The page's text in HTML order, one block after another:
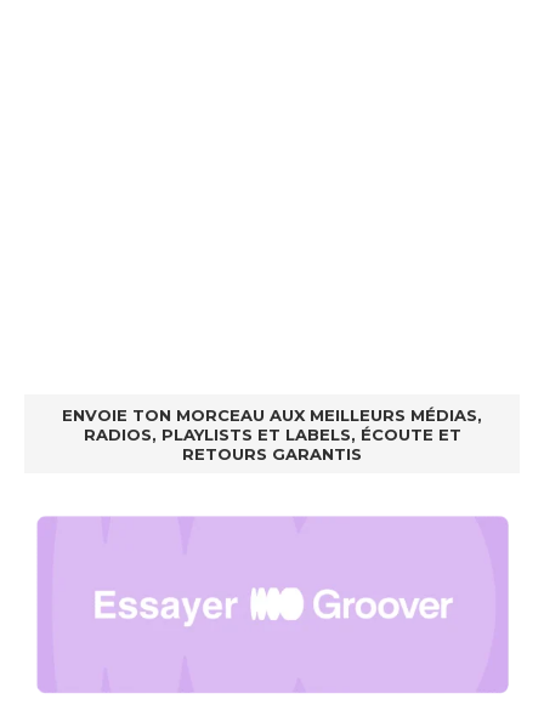
ENVOIE TON MORCEAU AUX MEILLEURS MÉDIAS,
RADIOS, PLAYLISTS ET LABELS, ÉCOUTE ET
RETOURS GARANTIS